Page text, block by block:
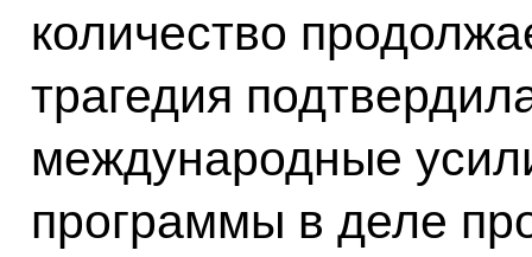
количество
трагедия
международные
программы в деле